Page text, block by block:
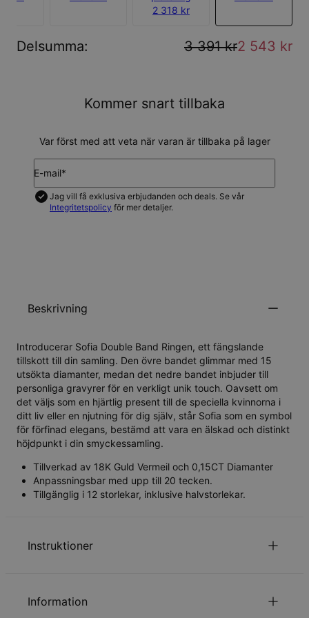
2 318 kr
Delsumma: 3 391 kr2 543 kr
Kommer snart tillbaka
Var först med att veta när varan är tillbaka på lager
E-mail*
Jag vill få exklusiva erbjudanden och deals. Se vår
Integritetspolicy för mer detaljer.
Beskrivning
Introducerar Sofia Double Band Ringen, ett fängslande
tillskott till din samling. Den övre bandet glimmar med 15
utsökta diamanter, medan det nedre bandet inbjuder till
personliga gravyrer för en verkligt unik touch. Oavsett om
det väljs som en hjärtlig present till de speciella kvinnorna i
ditt liv eller en njutning för dig själv, står Sofia som en symbol
för förfinad elegans, bestämd att vara en älskad och distinkt
höjdpunkt i din smyckessamling.
Tillverkad av 18K Guld Vermeil och 0,15CT Diamanter
Anpassningsbar med upp till 20 tecken.
Tillgänglig i 12 storlekar, inklusive halvstorlekar.
Instruktioner
Kontakta oss gärna via
för speciella önskemål eller
Information